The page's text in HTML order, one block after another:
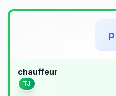
p
chauffeur
TJ